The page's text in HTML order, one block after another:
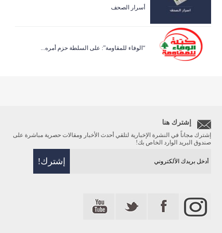
أسرار الصحف
“الوفاء للمقاومة”: على السلطة حزم أمره...
إشترك هنا
إشترك مجاناً في النشرة الإخبارية لتلقي أحدث الأخبار ومقالات حصرية مباشرة على
صندوق البريد الوارد الخاص بك!